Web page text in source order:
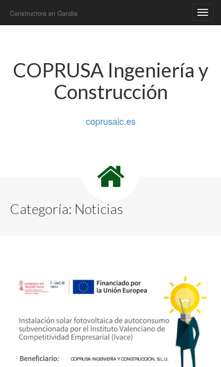
Constructora en Gandia
COPRUSA Ingeniería y
Construcción
coprusaic.es
Categoría: Noticias